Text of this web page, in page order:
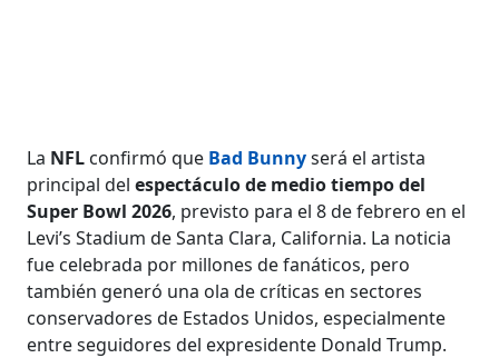
La NFL confirmó que Bad Bunnyserá el artista
principal delespectáculo de medio tiempo del
Super Bowl 2026, previsto para el 8 de febrero en el
Levi’s Stadium de Santa Clara, California. La noticia
fue celebrada por millones de fanáticos, pero
también generó una ola de críticas en sectores
conservadores de Estados Unidos, especialmente
entre seguidores del expresidente Donald Trump.